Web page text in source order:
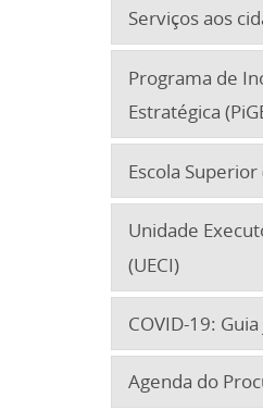
Serviços aos
Programa de
Estratégica
Escola Superior
Unidade
(UECI)
COVID-19:
Agenda do